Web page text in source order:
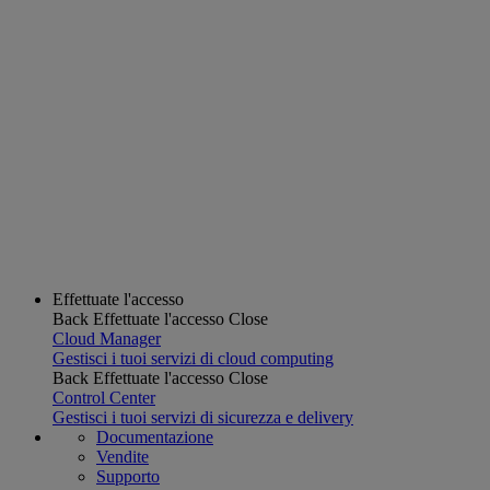
Effettuate l'accesso
Back Effettuate l'accesso Close
Cloud Manager
Gestisci i tuoi servizi di cloud computing
Back Effettuate l'accesso Close
Control Center
Gestisci i tuoi servizi di sicurezza e delivery
Documentazione
Vendite
Supporto